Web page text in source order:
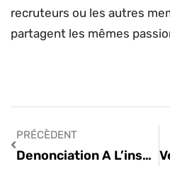
recruteurs ou les autres
partagent les mêmes
PRÉCÈDENT
Denonciation A L’inspection Du Travail